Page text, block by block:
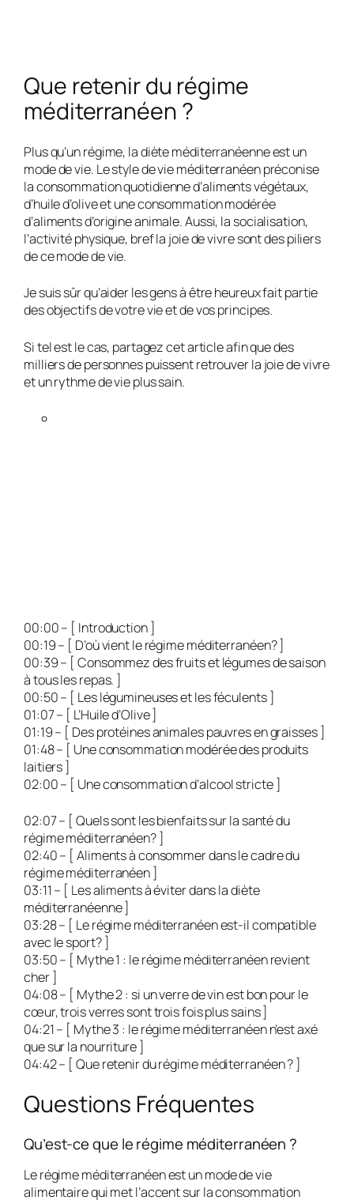
Que retenir du régime
méditerranéen ?
Plus qu’un régime, la diète méditerranéenne est un
mode de vie. Le style de vie méditerranéen préconise
la consommation quotidienne d’aliments végétaux,
d’huile d’olive et une consommation modérée
d’aliments d’origine animale. Aussi, la socialisation,
l’activité physique, bref la joie de vivre sont des piliers
de ce mode de vie.
Je suis sûr qu’aider les gens à être heureux fait partie
des objectifs de votre vie et de vos principes.
Si tel est le cas, partagez cet article afin que des
milliers de personnes puissent retrouver la joie de vivre
et un rythme de vie plus sain.
00:00 – [ Introduction ]
00:19 – [ D’où vient le régime méditerranéen? ]
00:39 – [ Consommez des fruits et légumes de saison
à tous les repas. ]
00:50 – [ Les légumineuses et les féculents ]
01:07 – [ L’Huile d’Olive ]
01:19 – [ Des protéines animales pauvres en graisses ]
01:48 – [ Une consommation modérée des produits
laitiers ]
02:00 – [ Une consommation d’alcool stricte ]
02:07 – [ Quels sont les bienfaits sur la santé du
régime méditerranéen? ]
02:40 – [ Aliments à consommer dans le cadre du
régime méditerranéen ]
03:11 – [ Les aliments à éviter dans la diète
méditerranéenne ]
03:28 – [ Le régime méditerranéen est-il compatible
avec le sport? ]
03:50 – [ Mythe 1 : le régime méditerranéen revient
cher ]
04:08 – [ Mythe 2 : si un verre de vin est bon pour le
cœur, trois verres sont trois fois plus sains ]
04:21 – [ Mythe 3 : le régime méditerranéen n’est axé
que sur la nourriture ]
04:42 – [ Que retenir du régime méditerranéen ? ]
Questions Fréquentes
Qu’est-ce que le régime méditerranéen ?
Le régime méditerranéen est un mode de vie
alimentaire qui met l’accent sur la consommation